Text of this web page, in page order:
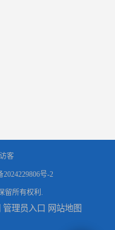
客
2024229806号-2
留所有权利.
管理员入口 网站地图